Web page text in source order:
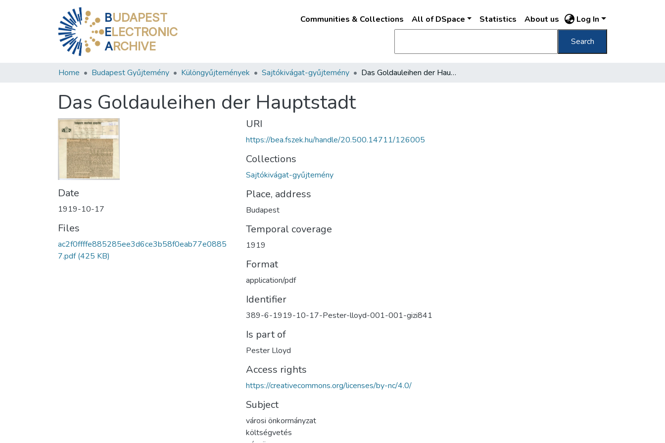
BUDAPEST
ELECTRONIC
ARCHIVE
Communities & Collections All of DSpace Statistics About us Log In
Search
Home Budapest Gyűjtemény Különgyűjtemények Sajtókivágat-gyűjtemény Das Goldauleihen der Hauptstadt
Das Goldauleihen der Hauptstadt
Date
1919-10-17
Files
ac2f0ffffe885285ee3d6ce3b58f0eab77e0885
7.pdf(425 KB)
URI
https://bea.fszek.hu/handle/20.500.14711/126005
Collections
Sajtókivágat-gyűjtemény
Place, address
Budapest
Temporal coverage
1919
Format
application/pdf
Identifier
389-6-1919-10-17-Pester-lloyd-001-001-gizi841
Is part of
Pester Lloyd
Access rights
https://creativecommons.org/licenses/by-nc/4.0/
Subject
városi önkormányzat
költségvetés